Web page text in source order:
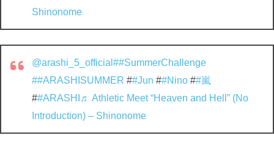
Shinonome
@arashi_5_official ##SummerChallenge
##ARASHISUMMER ##Jun ##Nino ##嵐
##ARASHI ♬ Athletic Meet “Heaven and Hell” (No
Introduction) – Shinonome